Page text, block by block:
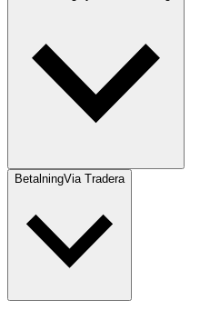
BetalningVia Tradera